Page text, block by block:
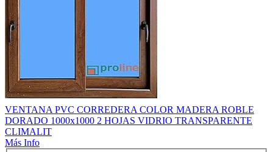
VENTANA PVC CORREDERA COLOR MADERA ROBLE
DORADO 1000x1000 2 HOJAS VIDRIO TRANSPARENTE
CLIMALIT
Más Info